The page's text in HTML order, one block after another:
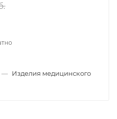
— Изделия медицинского